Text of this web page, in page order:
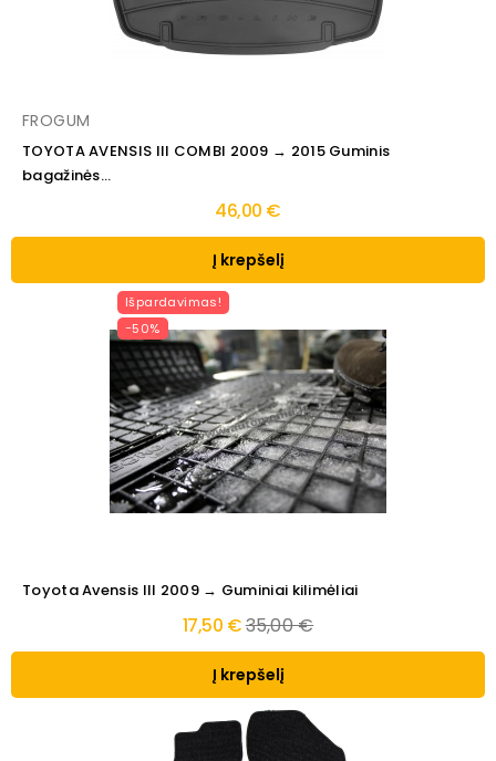
FROGUM
TOYOTA AVENSIS III COMBI 2009 → 2015 Guminis
bagažinės...
46,00 €
Į krepšelį
Išpardavimas!
−50%
Toyota Avensis III 2009 → Guminiai kilimėliai
17,50 €Regular
price
35,00 €
Į krepšelį